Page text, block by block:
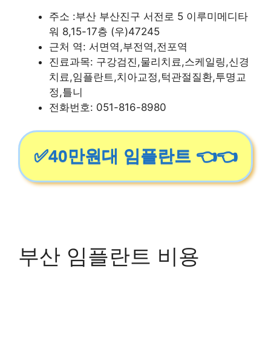
주소 :부산 부산진구 서전로 5 이루미메디타
워 8,15-17층 (우)47245
근처 역: 서면역,부전역,전포역
진료과목: 구강검진,물리치료,스케일링,신경
치료,임플란트,치아교정,턱관절질환,투명교
정,틀니
전화번호: 051-816-8980
✅40만원대 임플란트 👈👈
부산 임플란트 비용